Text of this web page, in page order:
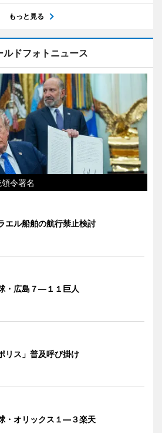
もっと見る
ルドフォトニュース
令署名
エル船舶の航行禁止検討
・広島７―１１巨人
リス」普及呼び掛け
・オリックス１―３楽天